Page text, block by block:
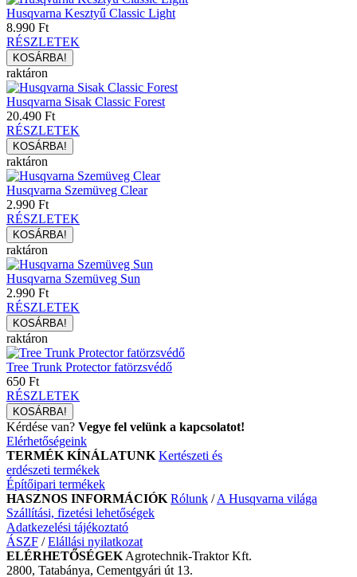
Husqvarna Kesztyű Classic Light
8.990 Ft
RÉSZLETEK
raktáron
Husqvarna Sisak Classic Forest
20.490 Ft
RÉSZLETEK
raktáron
Husqvarna Szemüveg Clear
2.990 Ft
RÉSZLETEK
raktáron
Husqvarna Szemüveg Sun
2.990 Ft
RÉSZLETEK
raktáron
Tree Trunk Protector fatörzsvédő
650 Ft
RÉSZLETEK
Kérdése van? Vegye fel velünk a kapcsolatot!
Elérhetőségeink
TERMÉK KÍNÁLATUNK Kertészeti és
erdészeti termékek
Építőipari termékek
HASZNOS INFORMÁCIÓK Rólunk /A Husqvarna világa
Szállítási, fizetési lehetőségek
Adatkezelési tájékoztató
ÁSZF /Elállási nyilatkozat
ELÉRHETŐSÉGEK Agrotechnik-Traktor Kft.
2800, Tatabánya, Cementgyári út 13.